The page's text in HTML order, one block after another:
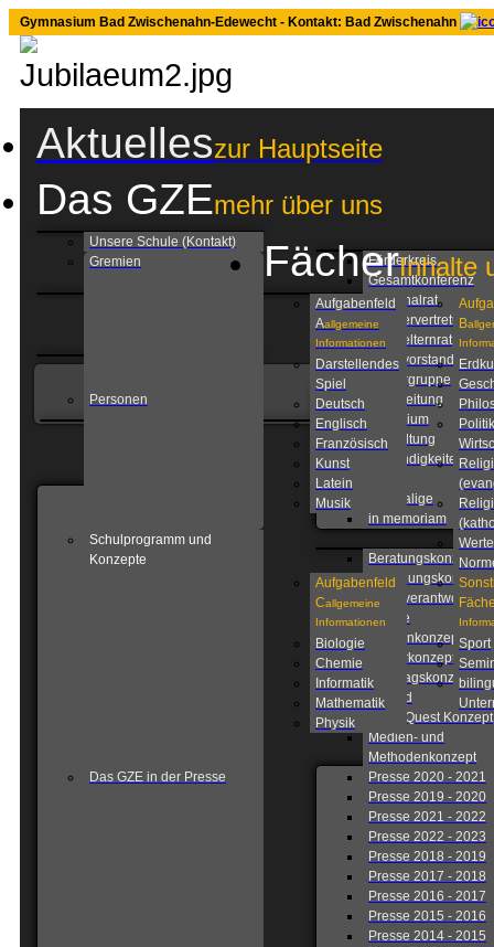
Gymnasium Bad Zwischenahn-Edewecht - Kontakt: Bad Zwischenahn
Aktuelleszur Hauptseite
Das GZEmehr über uns
Unsere Schule (Kontakt)
Gremien
Förderkreis
Gesamtkonferenz
Personalrat
Schülervertretung
Schulelternrat
Schulvorstand
Steuergruppe
Personen
Schulleitung
Kollegium
Verwaltung
Zuständigkeiten am
Ehemalige
in memoriam
Schulprogramm und
Konzepte
Beratungskonzept
Betreuungskonzept
Eigenverantwortliche
Schule
Fahrtenkonzept
Förderkonzept
Ganztagskonzept
Leitbild
Lions Quest Konzept
Medien- und
Methodenkonzept
Das GZE in der Presse
Presse 2020 - 2021
Presse 2019 - 2020
Presse 2021 - 2022
Presse 2022 - 2023
Presse 2018 - 2019
Presse 2017 - 2018
Presse 2016 - 2017
Presse 2015 - 2016
Presse 2014 - 2015
FächerInhalte
Aufgabenfeld
Aallgemeine
Informationen
Darstellendes
Spiel
Deutsch
Englisch
Französisch
Kunst
Latein
Musik
B
Aufgabenfeld
Callgemeine
Informationen
Biologie
Chemie
Informatik
Mathematik
Physik
Sport